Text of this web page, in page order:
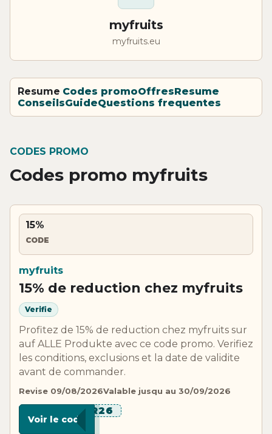
myfruits
myfruits.eu
Resume Codes promoOffresResume
ConseilsGuideQuestions frequentes
CODES PROMO
Codes promo myfruits
15%
CODE
myfruits
15% de reduction chez myfruits
Verifie
Profitez de 15% de reduction chez myfruits sur
auf ALLE Produkte avec ce code promo. Verifiez
les conditions, exclusions et la date de validite
avant de commander.
Revise 09/08/2026Valable jusqu au 30/09/2026
*****R26
Voir le code